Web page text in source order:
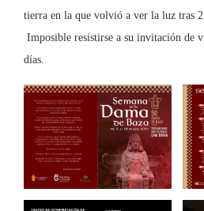
tierra en la que volvió a ver la luz tras
Imposible resistirse a su invitación de
días.